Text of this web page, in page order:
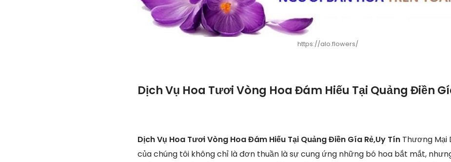
https://alo.flowers/
Dịch Vụ Hoa Tươi Vòng Hoa Đám Hiếu Tại Quảng Điền
Dịch Vụ Hoa Tươi Vòng Hoa Đám Hiếu Tại Quảng Điền Gía Rẻ,Uy Tín Thương Mại
của chúng tôi không chỉ là đơn thuần là sự cung ứng những bó hoa bắt mắt,